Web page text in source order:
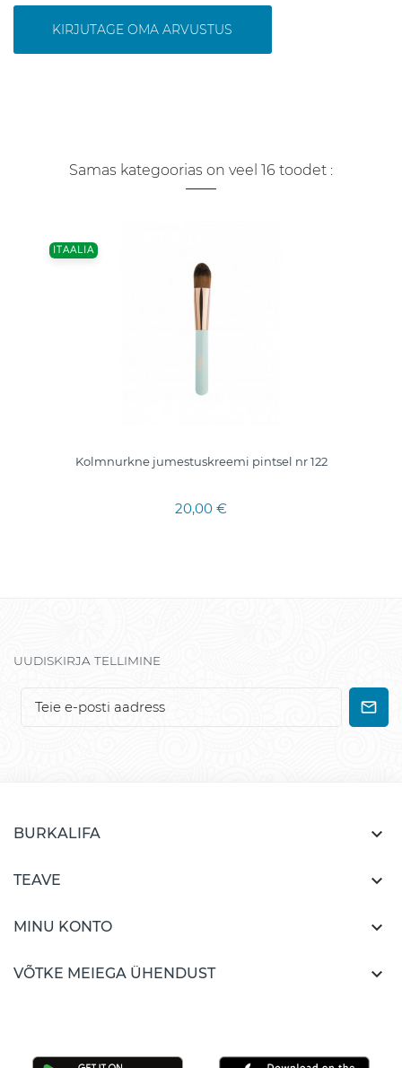
KIRJUTAGE OMA ARVUSTUS
Samas kategoorias on veel 16 toodet :
ITAALIA
Kolmnurkne jumestuskreemi pintsel nr 122
20,00 €
UUDISKIRJA TELLIMINE
BURKALIFA 
TEAVE 
MINU KONTO 
VÕTKE MEIEGA ÜHENDUST 